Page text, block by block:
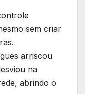
sem criar
arriscou
na
abrindo o